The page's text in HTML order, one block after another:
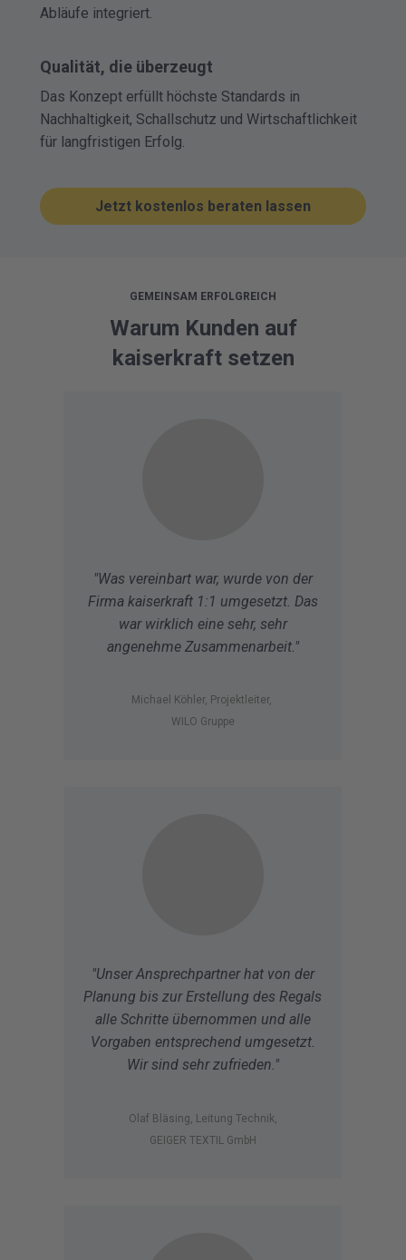
Qualität, die überzeugt
Abläufe integriert.
Das Konzept erfüllt höchste Standards in
Nachhaltigkeit, Schallschutz und Wirtschaftlichkeit
für langfristigen Erfolg.
Jetzt kostenlos beraten lassen
GEMEINSAM ERFOLGREICH
Warum Kunden auf
kaiserkraft setzen
"Was vereinbart war, wurde von der
Firma kaiserkraft 1:1 umgesetzt. Das
war wirklich eine sehr, sehr
angenehme Zusammenarbeit."
Michael Köhler, Projektleiter,
WILO Gruppe
"Unser Ansprechpartner hat von der
Planung bis zur Erstellung des Regals
alle Schritte übernommen und alle
Vorgaben entsprechend umgesetzt.
Wir sind sehr zufrieden."
Olaf Bläsing, Leitung Technik,
GEIGER TEXTIL GmbH